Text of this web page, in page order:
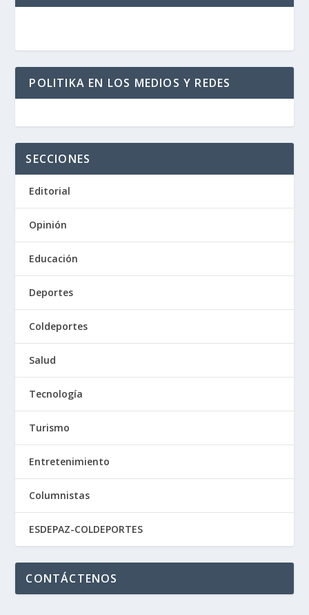
POLITIKA EN LOS MEDIOS Y REDES
SECCIONES
Editorial
Opinión
Educación
Deportes
Coldeportes
Salud
Tecnología
Turismo
Entretenimiento
Columnistas
ESDEPAZ-COLDEPORTES
CONTÁCTENOS